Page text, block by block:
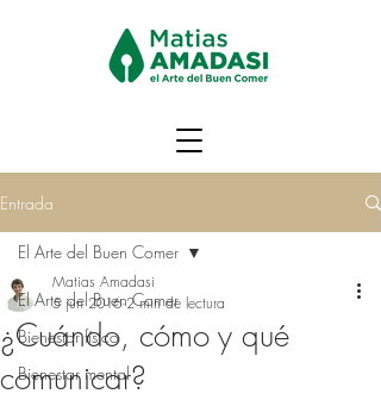
Entrada
El Arte del Buen Comer
Bienestar físico
Bienestar mental
El Arte del Buen Comer
¿Cuándo, cómo y qué
comunicar?
Matias Amadasi
5 jun 2016 2 min de lectura